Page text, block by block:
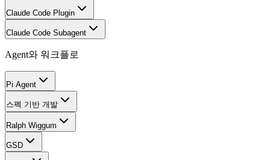
Claude Code Plugin
Claude Code Subagent
Agent와 워크플로
Pi Agent
스펙 기반 개발
Ralph Wiggum
GSD